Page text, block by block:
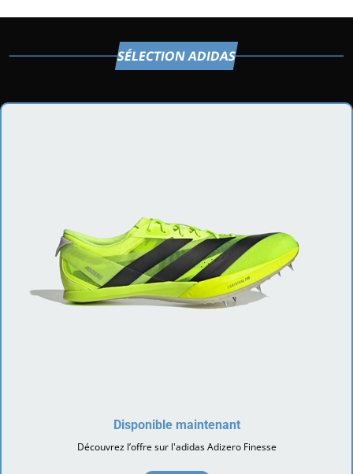
SÉLECTION ADIDAS
Disponible maintenant
Découvrez l’offre sur l'adidas Adizero Finesse